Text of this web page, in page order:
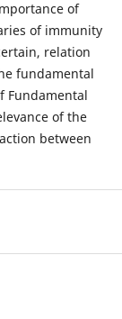
of
of immunity
relation
fundamental
Fundamental
of the
between